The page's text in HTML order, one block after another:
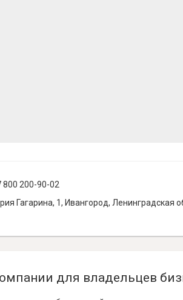
800 200-90-02
Гагарина, 1, Ивангород, Ленинградская
для владельцев